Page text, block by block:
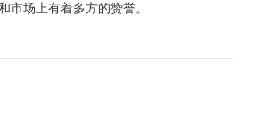
市场上有着多方的赞誉。